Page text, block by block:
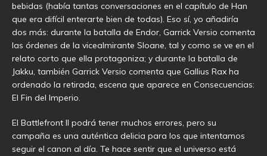
bebidas (había tantas conversaciones en el capítulo de Han
que era difícil enterarte bien de todas). Eso sí, yo añadiría
dos más: durante la batalla de Endor, Garrick Versio comenta
las órdenes de la vicealmirante Sloane, tal y como se ve en el
relato corto que ella protagoniza; y durante la batalla de
Jakku, también Garrick Versio comenta que Gallius Rax ha
ordenado la retirada, escena que aparece en Consecuencias:
El Fin del Imperio.
El Battlefront II podrá tener muchos errores, pero su
campaña es una auténtica delicia para los que intentamos
seguir el canon al día. Te hace sentir que el universo está